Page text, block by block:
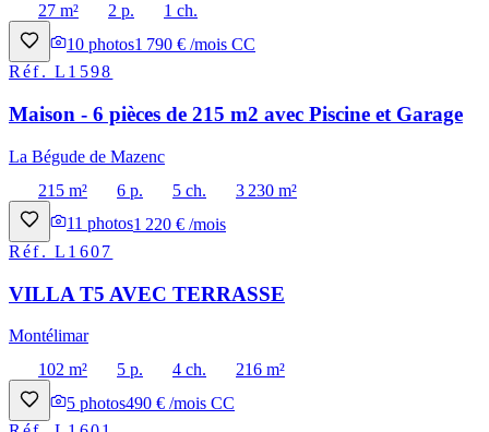
27 m²
2 p.
1 ch.
10 photos1 790 € /mois CC
Réf.L1598
Maison - 6 pièces de 215 m2 avec Piscine et Garage
La Bégude de Mazenc
215 m²
6 p. 5 ch.
3 230 m²
11 photos1 220 € /mois
Réf.L1607
VILLA T5 AVEC TERRASSE
Montélimar
102 m²
5 p. 4 ch.
216 m²
5 photos490 € /mois CC